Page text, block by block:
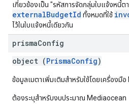
เกี่ยวข้องเป็น "รหัสการจัดกลุ่มใบแจ้งหนี้ต
externalBudgetId ทั้งหมดที่ใช้
ไว้ในใบแจ้งหนี้เดียวกัน
prismaConfig
object (PrismaConfig)
ข้อมูลเมตาเพิ่มเติมสำหรับใช้โดยเครื่องมื
ต้องระบุสำหรับงบประมาณ Mediaocean